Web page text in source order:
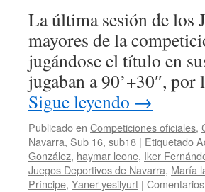
La última sesión de los
mayores de la
jugándose el título en
jugaban a 90’+30″,
Sigue leyendo →
Publicado en Competiciones oficiales,
Navarra, Sub 16, sub18 | Etiquetado
González, haymar leone, Iker
Juegos Deportivos de Navarra, María
Príncipe, Yaner yesilyurt |